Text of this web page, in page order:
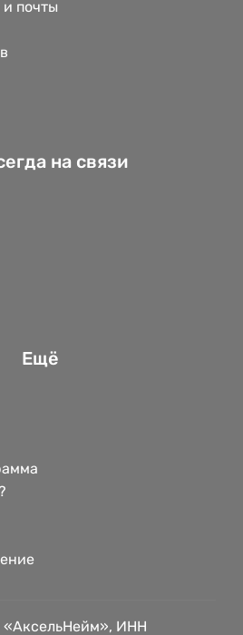
почты
на связи
Ещё
«АксельНейм», ИНН